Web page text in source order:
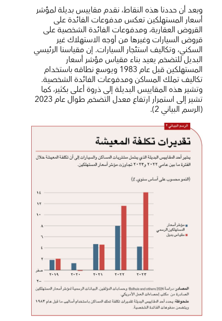
وبعد أن حددنا هذه النقاط، نقدم مقاييس بديلة لمؤشر
أسعار المستهلكين تعكس مدفوعات الفائدة على
القروض العقارية، ومدفوعات الفائدة الشخصية على
قروض السيارات وغيرها من أوجه الاستهلاك غير
السكني، وتكاليف استئجار السيارات. إن مقياسنا الرئيسي
البديل للتضخم يعيد بناء مقياس مؤشر أسعار
المستهلكين قبل عام 1983 ويوسع نطاقه باستخدام
تكاليف تملك المساكن ومدفوعات الفائدة الشخصية.
وتشير هذه المقاييس البديلة إلى ذروة أعلى بكثير، كما
تشير إلى استمرار ارتفاع معدل التضخم طوال عام 2023
(الرسم البياني 2).